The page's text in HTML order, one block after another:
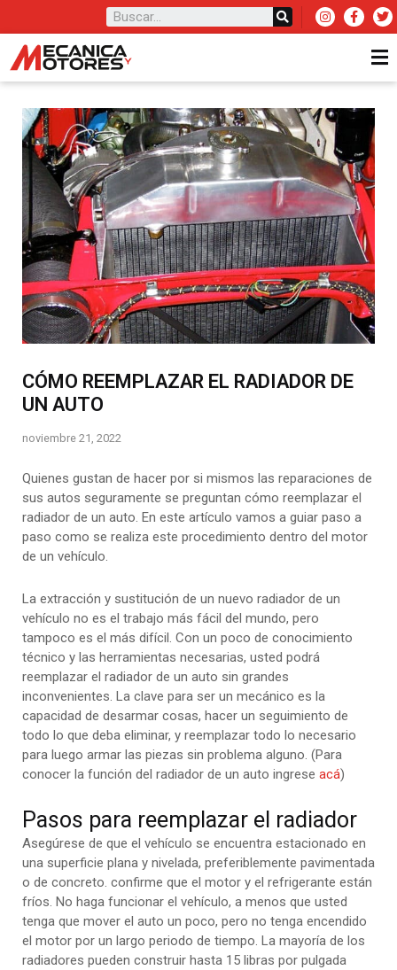
CÓMO REEMPLAZAR EL RADIADOR DE
UN AUTO
noviembre 21, 2022
Quienes gustan de hacer por si mismos las reparaciones de
sus autos seguramente se preguntan cómo reemplazar el
radiador de un auto. En este artículo vamos a guiar paso a
paso como se realiza este procedimiento dentro del motor
de un vehículo.
La extracción y sustitución de un nuevo radiador de un
vehículo no es el trabajo más fácil del mundo, pero
tampoco es el más difícil. Con un poco de conocimiento
técnico y las herramientas necesarias, usted podrá
reemplazar el radiador de un auto sin grandes
inconvenientes. La clave para ser un mecánico es la
capacidad de desarmar cosas, hacer un seguimiento de
todo lo que deba eliminar, y reemplazar todo lo necesario
para luego armar las piezas sin problema alguno. (Para
conocer la función del radiador de un auto ingrese acá)
Pasos para reemplazar el radiador
Asegúrese de que el vehículo se encuentra estacionado en
una superficie plana y nivelada, preferiblemente pavimentada
o de concreto. confirme que el motor y el refrigerante están
fríos. No haga funcionar el vehículo, a menos que usted
tenga que mover el auto un poco, pero no tenga encendido
el motor por un largo periodo de tiempo. La mayoría de los
radiadores pueden construir hasta 15 libras por pulgada